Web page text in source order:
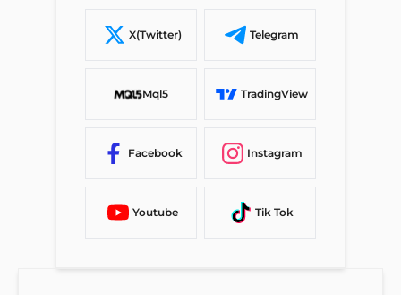
X(Twitter) Telegram
Mql5 TradingView
Facebook Instagram
Youtube Tik Tok